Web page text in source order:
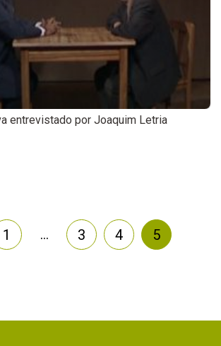
entrevistado por Joaquim Letria
1 … 3 4 5